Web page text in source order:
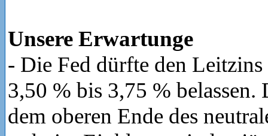
Unsere Erwartunge
- Die Fed dürfte den
3,50 % bis 3,75 % belassen.
dem oberen Ende des